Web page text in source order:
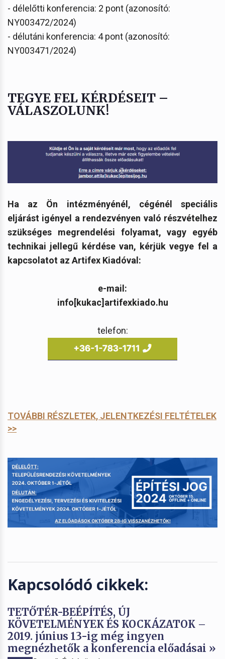
- délelőtti konferencia: 2 pont (azonosító:
NY003472/2024)
- délutáni konferencia: 4 pont (azonosító:
NY003471/2024)
TEGYE FEL KÉRDÉSEIT –
VÁLASZOLUNK!
Ha az Ön intézményénél, cégénél speciális
eljárást igényel a rendezvényen való részvételhez
szükséges megrendelési folyamat, vagy egyéb
technikai jellegű kérdése van, kérjük vegye fel a
kapcsolatot az Artifex Kiadóval:
e-mail:
info[kukac]artifexkiado.hu
telefon:
TOVÁBBI RÉSZLETEK, JELENTKEZÉSI FELTÉTELEK
>>
Kapcsolódó cikkek:
TETŐTÉR-BEÉPÍTÉS, ÚJ
KÖVETELMÉNYEK ÉS KOCKÁZATOK –
2019. június 13-ig még ingyen
megnézhetők a konferencia előadásai »